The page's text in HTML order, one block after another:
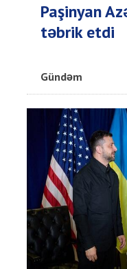
Paşinyan
təbrik etdi
Gündəm